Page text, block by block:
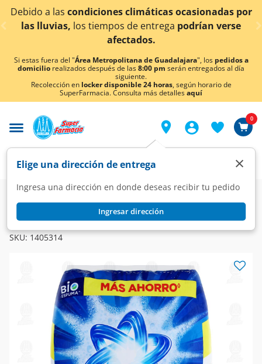
< div class="carousel-inner">
climáticas ocasionadas por
los tiempos de entregapodrían verse
¡Ahora
Si estas fuera del "Área Metropolitana de Guadalajara", los pedidos a
domicilio realizados después de las8:00 pm serán entregados al día
siguiente.
Recolección en locker disponible 24 horas, según horario de
SuperFarmacia. Consulta más detallesaquí
Elige una dirección de entrega
Ingresa una dirección en donde deseas recibir tu pedido
Ingresar dirección
×
0
Super Hogar Lavandería Detergentes
Detergente en Polvo Ariel Poder y Cuidado, 4.5 kg.
SKU: 1405314